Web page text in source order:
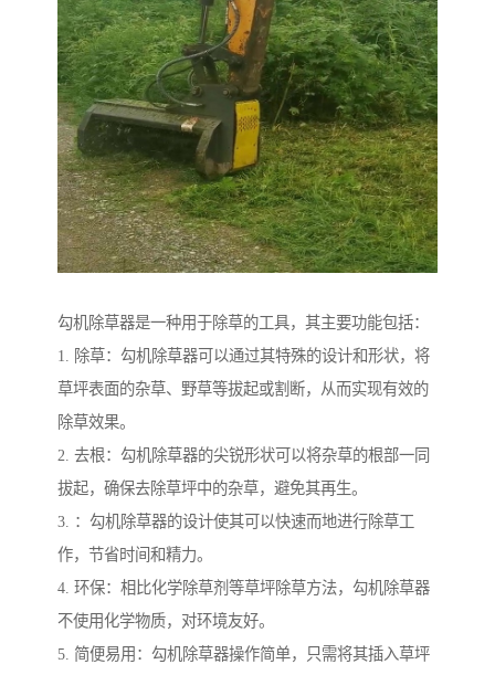
勾机除草器是一种用于除草的工具，其主要功能包括：
1. 除草：勾机除草器可以通过其特殊的设计和形状，将
草坪表面的杂草、野草等拔起或割断，从而实现有效的
除草效果。
2. 去根：勾机除草器的尖锐形状可以将杂草的根部一同
拔起，确保去除草坪中的杂草，避免其再生。
3. ：勾机除草器的设计使其可以快速而地进行除草工
作，节省时间和精力。
4. 环保：相比化学除草剂等草坪除草方法，勾机除草器
不使用化学物质，对环境友好。
5. 简便易用：勾机除草器操作简单，只需将其插入草坪